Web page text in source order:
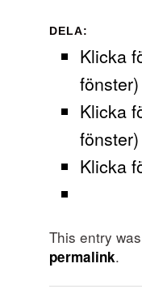
DELA:
Klicka
fönster)
Klicka
fönster)
Klicka
This entry
permalink.